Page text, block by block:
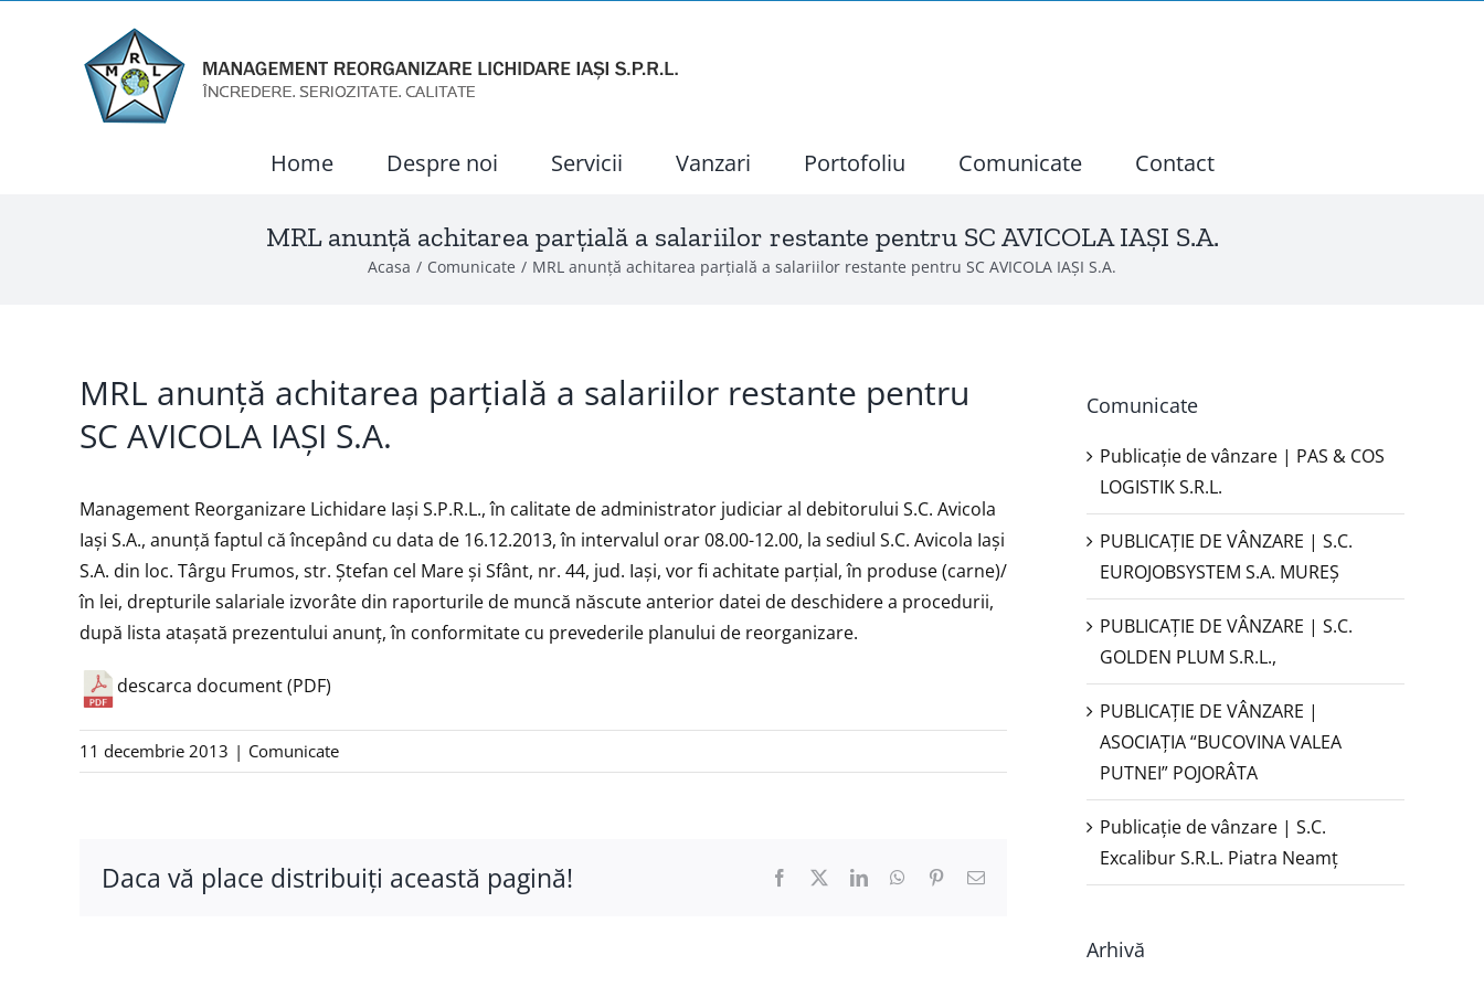
Home Despre noi Servicii Vanzari Portofoliu Comunicate Contact
MRL anunță achitarea parțială a salariilor restante pentru SC AVICOLA IAȘI S.A.
Acasa Comunicate MRL anunță achitarea parțială a salariilor restante pentru SC AVICOLA IAȘI S.A.
MRL anunță achitarea parțială a salariilor restante pentru
SC AVICOLA IAȘI S.A.
Management Reorganizare Lichidare Iaşi S.P.R.L., în calitate de administrator judiciar al debitorului S.C. Avicola
Iaşi S.A., anunță faptul că începând cu data de 16.12.2013, în intervalul orar 08.00-12.00, la sediul S.C. Avicola Iaşi
S.A. din loc. Târgu Frumos, str. Ştefan cel Mare şi Sfânt, nr. 44, jud. Iaşi, vor fi achitate parţial, în produse (carne)/
în lei, drepturile salariale izvorâte din raporturile de muncă născute anterior datei de deschidere a procedurii,
după lista ataşată prezentului anunţ, în conformitate cu prevederile planului de reorganizare.
descarca document (PDF)
11 decembrie 2013 | Comunicate
Daca vă place distribuiţi această pagină! Facebook LinkedInWhatsApp
Pinterest
E-
Comunicate
Publicație de vânzare | PAS & COS
LOGISTIK S.R.L.
PUBLICAŢIE DE VÂNZARE | S.C.
EUROJOBSYSTEM S.A. MUREȘ
PUBLICAȚIE DE VÂNZARE | S.C.
GOLDEN PLUM S.R.L.,
PUBLICAŢIE DE VÂNZARE |
ASOCIAȚIA “BUCOVINA VALEA
PUTNEI” POJORÂTA
Publicație de vânzare | S.C.
Excalibur S.R.L. Piatra Neamţ
Arhivă